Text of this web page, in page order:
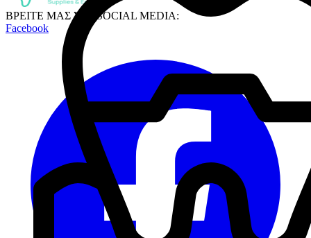
ΒΡΕΙΤΕ ΜΑΣ ΣΤΑ SOCIAL MEDIA:
Facebook